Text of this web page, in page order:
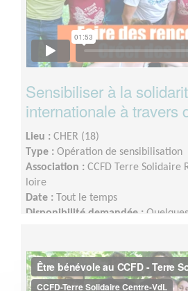
Sensibiliser à la
internationale à travers
Lieu : CHER (18)
Type : Opération de sensibilisation
Association : CCFD Terre Solidaire
loire
Date :
Tout le temps
Disponibilité demandée :